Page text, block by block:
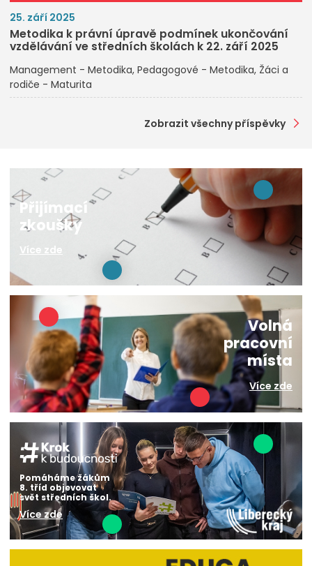
25. září 2025
Metodika k právní úpravě podmínek ukončování
vzdělávání ve středních školách k 22. září 2025
Management - Metodika Pedagogové - Metodika Žáci a
rodiče - Maturita
Zobrazit všechny příspěvky
Přijímací
zkoušky
Více zde
Volná
pracovní
místa
Více zde
Pomáháme žákům
8. tříd objevovat
svět středních škol.
Více zde